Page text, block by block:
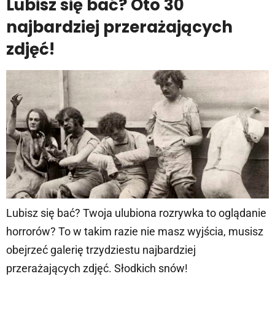
Lubisz się bać? Oto 30
najbardziej przerażających
zdjęć!
Lubisz się bać? Twoja ulubiona rozrywka to oglądanie
horrorów? To w takim razie nie masz wyjścia, musisz
obejrzeć galerię trzydziestu najbardziej
przerażających zdjęć. Słodkich snów!